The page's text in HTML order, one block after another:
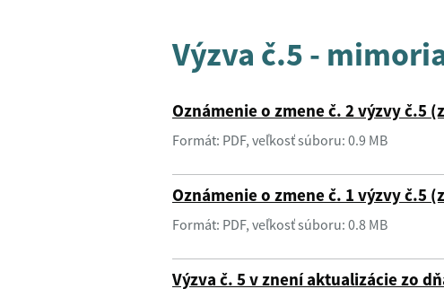
Výzva č.5 -
Oznámenie o zmene č. 2 výzvy č.5
Formát: PDF, veľkosť súboru: 0.9 MB
Oznámenie o zmene č. 1 výzvy č.5
Formát: PDF, veľkosť súboru: 0.8 MB
Výzva č. 5 v znení aktualizácie zo